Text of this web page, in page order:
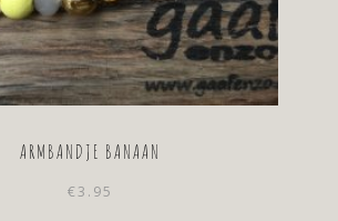
ARMBANDJE BANAAN
€3.95